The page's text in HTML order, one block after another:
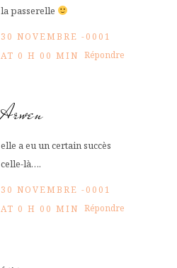
la passerelle
30 NOVEMBRE -0001
AT 0 H 00 MIN Répondre
Arwen
elle a eu un certain succès
celle-là….
30 NOVEMBRE -0001
AT 0 H 00 MIN Répondre